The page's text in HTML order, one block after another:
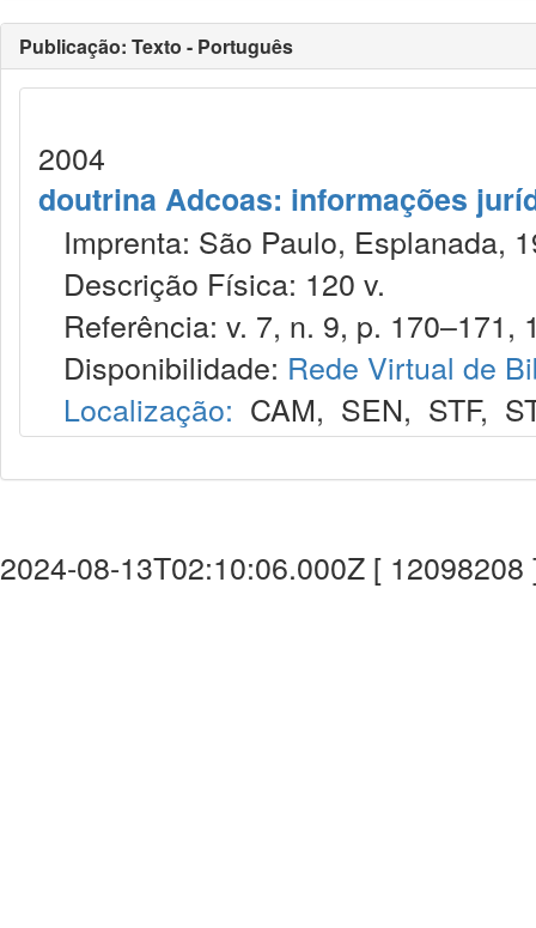
Publicação: Texto - Português
2004
doutrina Adcoas: informações
Imprenta: São Paulo, Esplanada,
Descrição Física: 120 v.
Referência: v. 7, n. 9, p. 170–171,
Disponibilidade: Rede Virtual de
Localização: CAM, SEN, STF,
2024-08-13T02:10:06.000Z [ 12098208